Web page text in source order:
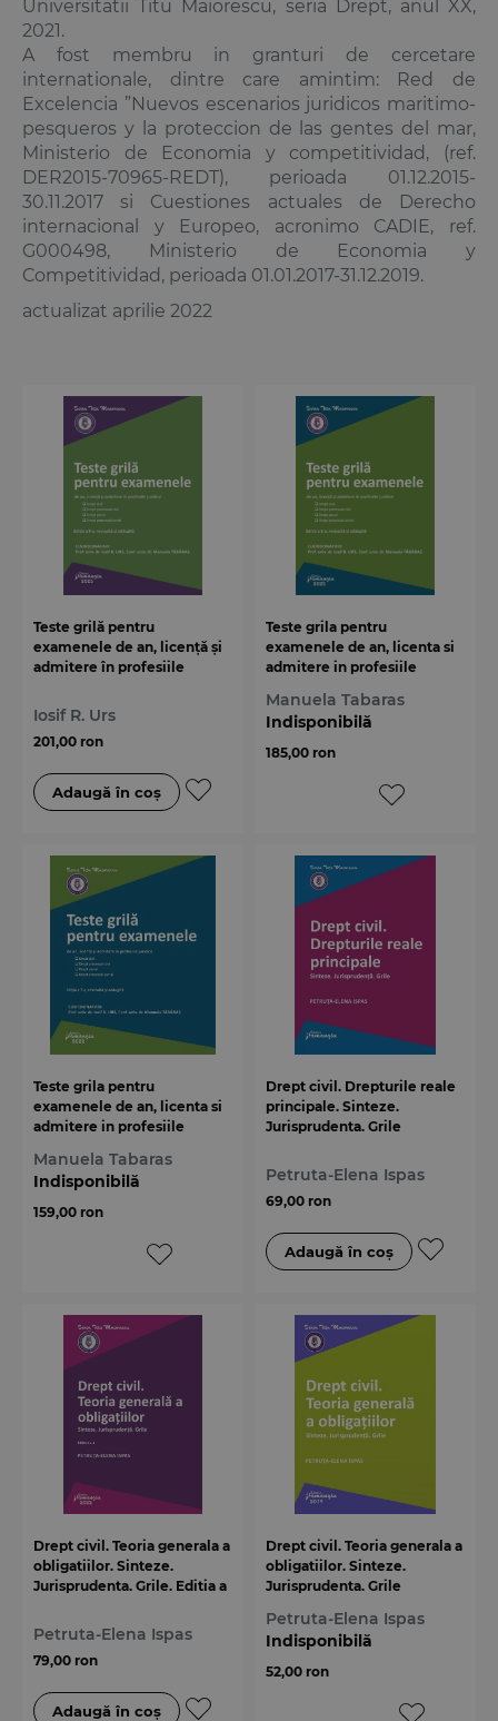
Universitatii Titu Maiorescu, seria Drept, anul XX,
2021.
A fost membru in granturi de cercetare
internationale, dintre care amintim: Red de
Excelencia ”Nuevos escenarios juridicos maritimo-
pesqueros y la proteccion de las gentes del mar,
Ministerio de Economia y competitividad, (ref.
DER2015-70965-REDT), perioada 01.12.2015-
30.11.2017 si Cuestiones actuales de Derecho
internacional y Europeo, acronimo CADIE, ref.
G000498, Ministerio de Economia y
Competitividad, perioada 01.01.2017-31.12.2019.
actualizat aprilie 2022
Teste grilă pentru
examenele de an, licență și
admitere în profesiile
Iosif R. Urs
201,00 ron
Teste grila pentru
examenele de an, licenta si
admitere in profesiile
Manuela Tabaras
Indisponibilă
185,00 ron
Teste grila pentru
examenele de an, licenta si
admitere in profesiile
Manuela Tabaras
Indisponibilă
159,00 ron
Drept civil. Drepturile reale
principale. Sinteze.
Jurisprudenta. Grile
Petruta-Elena Ispas
69,00 ron
Drept civil. Teoria generala a
obligatiilor. Sinteze.
Jurisprudenta. Grile. Editia a
Petruta-Elena Ispas
79,00 ron
Drept civil. Teoria generala a
obligatiilor. Sinteze.
Jurisprudenta. Grile
Petruta-Elena Ispas
Indisponibilă
52,00 ron